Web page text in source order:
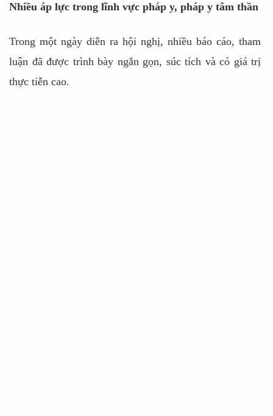
Nhiều áp lực trong lĩnh vực pháp y, pháp y tâm thần
Trong một ngày diễn ra hội nghị, nhiều báo cáo, tham
luận đã được trình bày ngắn gọn, súc tích và có giá trị
thực tiễn cao.